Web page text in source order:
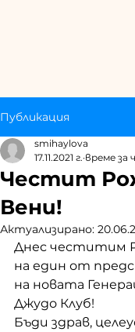
Публикация
Честит
Вени!
smihaylova
17.11.2021 г. време за
Актуализирано:
Днес честитим
на един от
на новата
Джудо Клуб!
Бъди здрав,